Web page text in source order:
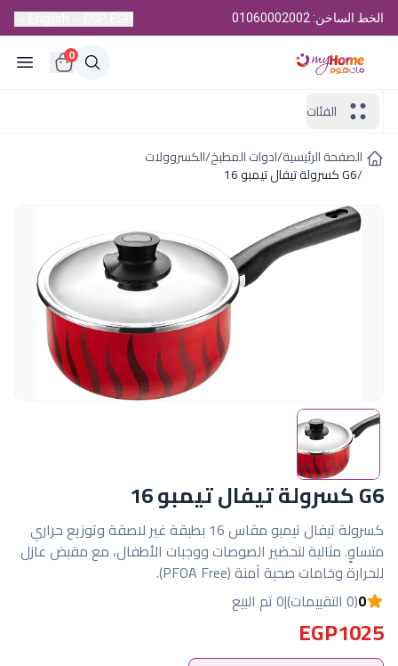
الخط الساخن: 01060002002
0
الفئات
الصفحة الرئيسية/ادوات المطبخ/الكسروولات
/G6 كسرولة تيفال تيمبو 16
G6 كسرولة تيفال تيمبو 16
كسرولة تيفال تيمبو مقاس 16 بطبقة غير لاصقة وتوزيع حراري
متساوٍ. مثالية لتحضير الصوصات ووجبات الأطفال، مع مقبض عازل
للحرارة وخامات صحية آمنة (PFOA Free).
0(0 التقييمات) |0 تم البيع
EGP1025